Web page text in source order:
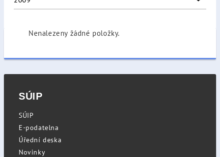
Nenalezeny žádné položky.
SÚIP
SÚIP
E-podatelna
Úřední deska
Novinky